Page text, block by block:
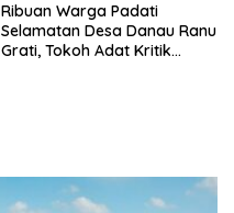
Ribuan Warga Padati
Selamatan Desa Danau Ranu
Grati, Tokoh Adat Kritik